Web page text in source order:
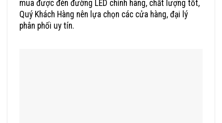
mua được đèn đường LED chính hãng, chất lượng tốt,
Quý Khách Hàng nên lựa chọn các cửa hàng, đại lý
phân phối uy tín.